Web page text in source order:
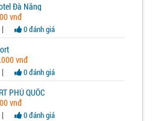
Đà Nẵng
vnđ
|
0 đánh giá
vnđ
|
0 đánh giá
PHÚ QUỐC
vnđ
|
0 đánh giá